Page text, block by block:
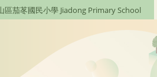
區茄苳國民小學 Jiadong Primary School